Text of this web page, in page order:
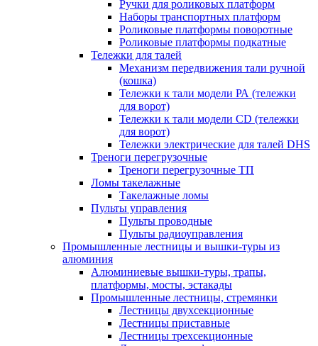
Ручки для роликовых платформ
Наборы транспортных платформ
Роликовые платформы поворотные
Роликовые платформы подкатные
Тележки для талей
Механизм передвижения тали ручной
(кошка)
Тележки к тали модели РА (тележки
для ворот)
Тележки к тали модели CD (тележки
для ворот)
Тележки электрические для талей DHS
Треноги перегрузочные
Треноги перегрузочные ТП
Ломы такелажные
Такелажные ломы
Пульты управления
Пульты проводные
Пульты радиоуправления
Промышленные лестницы и вышки-туры из
алюминия
Алюминиевые вышки-туры, трапы,
платформы, мосты, эстакады
Промышленные лестницы, стремянки
Лестницы двухсекционные
Лестницы приставные
Лестницы трехсекционные